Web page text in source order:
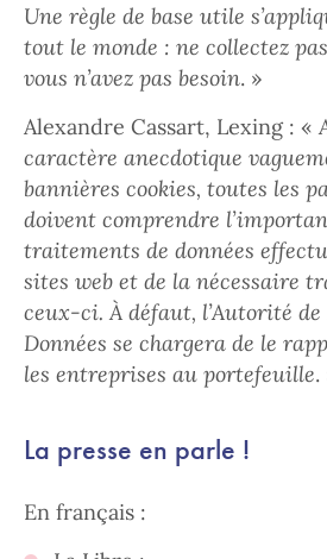
Une règle de base utile
tout le monde : ne collectez
vous n’avez pas besoin. »
Alexandre Cassart, Lexing : «
caractère anecdotique
bannières cookies, toutes les
doivent comprendre
traitements de données
sites web et de la nécessaire
ceux-ci. À défaut, l’Autorité
Données se chargera de le
les entreprises au portefeuille.
La presse en parle !
En français :